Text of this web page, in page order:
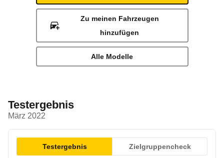
Zu meinen Fahrzeugen
hinzufügen
Alle Modelle
Testergebnis
März 2022
Testergebnis Zielgruppencheck